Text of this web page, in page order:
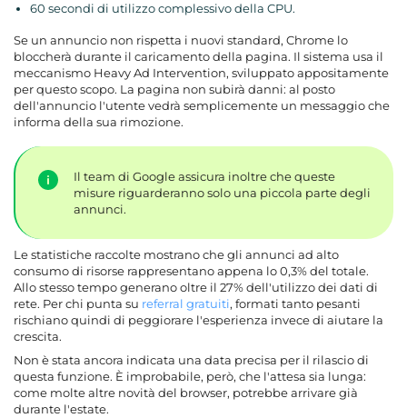
60 secondi di utilizzo complessivo della CPU.
Se un annuncio non rispetta i nuovi standard, Chrome lo
bloccherà durante il caricamento della pagina. Il sistema usa il
meccanismo Heavy Ad Intervention, sviluppato appositamente
per questo scopo. La pagina non subirà danni: al posto
dell'annuncio l'utente vedrà semplicemente un messaggio che
informa della sua rimozione.
Il team di Google assicura inoltre che queste
misure riguarderanno solo una piccola parte degli
annunci.
Le statistiche raccolte mostrano che gli annunci ad alto
consumo di risorse rappresentano appena lo 0,3% del totale.
Allo stesso tempo generano oltre il 27% dell'utilizzo dei dati di
rete. Per chi punta su referral gratuiti, formati tanto pesanti
rischiano quindi di peggiorare l'esperienza invece di aiutare la
crescita.
Non è stata ancora indicata una data precisa per il rilascio di
questa funzione. È improbabile, però, che l'attesa sia lunga:
come molte altre novità del browser, potrebbe arrivare già
durante l'estate.